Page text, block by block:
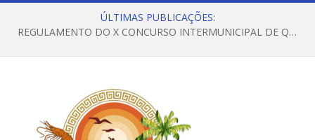
ÚLTIMAS PUBLICAÇÕES:
REGULAMENTO DO X CONCURSO INTERMUNICIPAL DE QUADRILHAS JUNINAS – 2026 – ARRAIÁ DA VENEZA